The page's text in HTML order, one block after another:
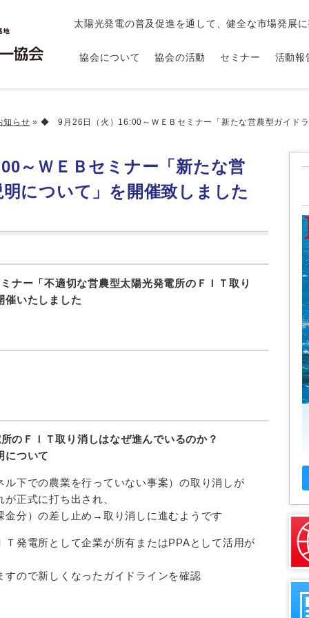
太陽光発電の普及促進を通して、健全な市場発展
協会について 協会の活動 セミナー 活動報
知らせ » ◆ 9月26日（火）16:00～ＷＥＢセミナー「新たな営農型ガイド
～ＷＥＢセミナー「新たな営
について」を開催致しました
ナー「不適切な営農型太陽光発電所のＦＩＴ取り
催いたしました
のＦＩＴ取り消しはなぜ進んでいるのか？
について
下での農業を行っていない事案）の取り消しが
正式に打ち出され、
分）の差し止め→取り消しに進むようです
発電所として企業が所有またはPPAとして活用が
ので新しくなったガイドラインを確認